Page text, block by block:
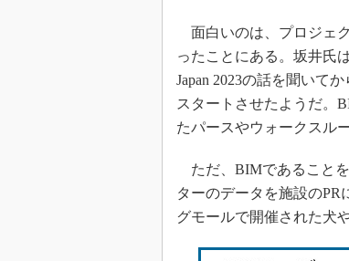
面白いのは、プロジェ
ったことにある。坂井氏
Japan 2023の話を聞いて
スタートさせたようだ。
たパースやウォークスル
ただ、BIMであること
ターのデータを施設の
グモールで開催された犬